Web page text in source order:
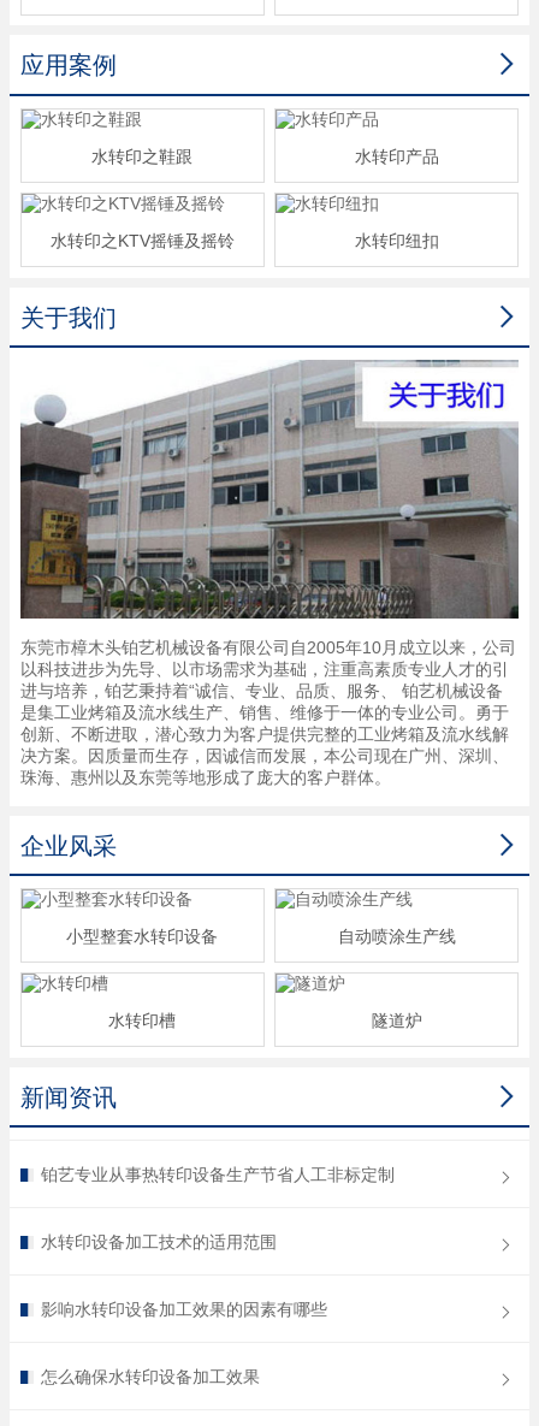

应用案例
水转印之鞋跟 水转印产品
水转印之KTV摇锤及摇铃 水转印纽扣

关于我们
东莞市樟木头铂艺机械设备有限公司自2005年10月成立以来，公司
以科技进步为先导、以市场需求为基础，注重高素质专业人才的引
进与培养，铂艺秉持着“诚信、专业、品质、服务、 铂艺机械设备
是集工业烤箱及流水线生产、销售、维修于一体的专业公司。勇于
创新、不断进取，潜心致力为客户提供完整的工业烤箱及流水线解
决方案。因质量而生存，因诚信而发展，本公司现在广州、深圳、
珠海、惠州以及东莞等地形成了庞大的客户群体。

企业风采
小型整套水转印设备 自动喷涂生产线
水转印槽 隧道炉

新闻资讯
铂艺专业从事热转印设备生产节省人工非标定制
水转印设备加工技术的适用范围
影响水转印设备加工效果的因素有哪些
怎么确保水转印设备加工效果